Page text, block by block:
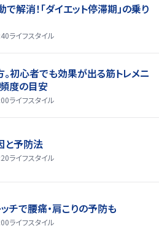
解消！「ダイエット停滞期」の乗り
ライフスタイル
初心者でも効果が出る筋トレメニ
度の目安
ライフスタイル
と予防法
ライフスタイル
チで腰痛・肩こりの予防も
ライフスタイル